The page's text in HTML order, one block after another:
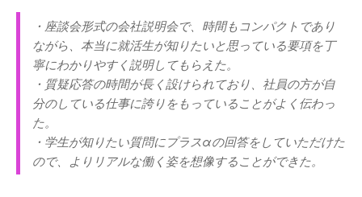
・座談会形式の会社説明会で、時間もコンパクトであり
ながら、本当に就活生が知りたいと思っている要項を丁
寧にわかりやすく説明してもらえた。
・質疑応答の時間が長く設けられており、社員の方が自
分のしている仕事に誇りをもっていることがよく伝わっ
た。
・学生が知りたい質問にプラスαの回答をしていただけた
ので、よりリアルな働く姿を想像することができた。